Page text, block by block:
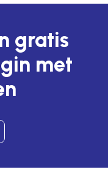
gratis
met